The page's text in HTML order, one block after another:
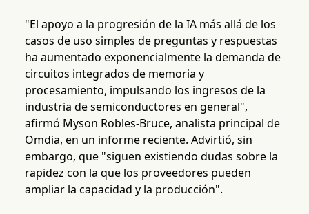
"El apoyo a la progresión de la IA más allá de los
casos de uso simples de preguntas y respuestas
ha aumentado exponencialmente la demanda de
circuitos integrados de memoria y
procesamiento, impulsando los ingresos de la
industria de semiconductores en general",
afirmó Myson Robles-Bruce, analista principal de
Omdia, en un informe reciente. Advirtió, sin
embargo, que "siguen existiendo dudas sobre la
rapidez con la que los proveedores pueden
ampliar la capacidad y la producción".